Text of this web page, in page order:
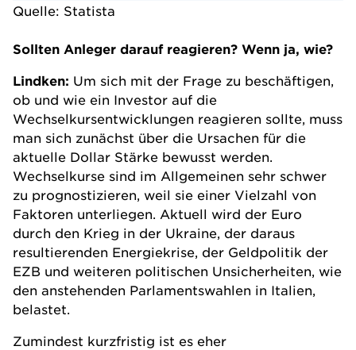
Quelle: Statista
Sollten Anleger darauf reagieren? Wenn ja, wie?
Lindken: Um sich mit der Frage zu beschäftigen,
ob und wie ein Investor auf die
Wechselkursentwicklungen reagieren sollte, muss
man sich zunächst über die Ursachen für die
aktuelle Dollar Stärke bewusst werden.
Wechselkurse sind im Allgemeinen sehr schwer
zu prognostizieren, weil sie einer Vielzahl von
Faktoren unterliegen. Aktuell wird der Euro
durch den Krieg in der Ukraine, der daraus
resultierenden Energiekrise, der Geldpolitik der
EZB und weiteren politischen Unsicherheiten, wie
den anstehenden Parlamentswahlen in Italien,
belastet.
Zumindest kurzfristig ist es eher